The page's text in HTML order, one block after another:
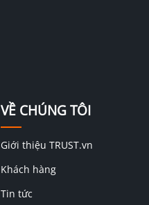
VỀ CHÚNG TÔI
Giới thiệu TRUST.vn
Khách hàng
Tin tức